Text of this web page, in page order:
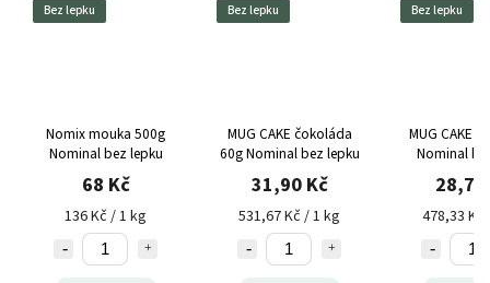
Bez lepku
Nomix mouka 500g
Nominal bez lepku
68 Kč
136 Kč / 1 kg
Bez lepku
MUG CAKE čokoláda
60g Nominal bez lepku
31,90 Kč
531,67 Kč / 1 kg
Bez lepku
MUG CAKE
Nominal
28,70
478,33 Kč